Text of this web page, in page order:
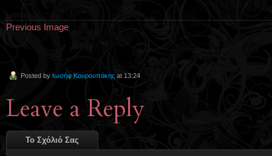
Previous Image
Posted by Ιωσήφ Κουρουπάκης at 13:24
Leave a Reply
Το Σχόλιό Σας